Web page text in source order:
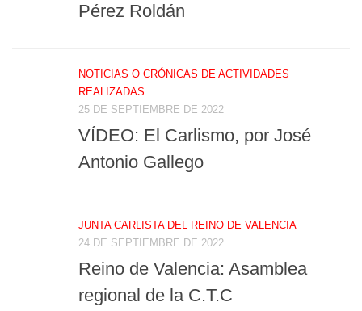
Pérez Roldán
NOTICIAS O CRÓNICAS DE ACTIVIDADES
REALIZADAS
25 DE SEPTIEMBRE DE 2022
VÍDEO: El Carlismo, por José
Antonio Gallego
JUNTA CARLISTA DEL REINO DE VALENCIA
24 DE SEPTIEMBRE DE 2022
Reino de Valencia: Asamblea
regional de la C.T.C